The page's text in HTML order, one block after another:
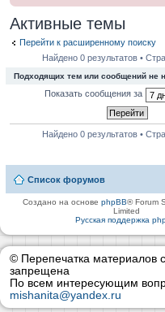
Активные темы
Перейти к расширенному поиску
Найдено 0 результатов •
Подходящих тем или сообщений не
Показать сообщения за
Найдено 0 результатов •
Список форумов
Создано на основеphpBB® Forum
Limited
Русская поддержка
© Перепечатка материалов
запрещена
По всем интересующим
mishanita@yandex.ru